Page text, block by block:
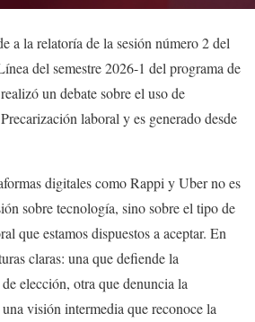
a la relatoría de la sesión número 2 del
del semestre 2026-1 del programa de
un debate sobre el uso de
laboral y es generado desde
digitales como Rappi y Uber no es
sobre tecnología, sino sobre el tipo de
que estamos dispuestos a aceptar. En
claras: una que defiende la
elección, otra que denuncia la
visión intermedia que reconoce la